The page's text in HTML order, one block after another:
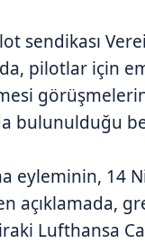
sendikası
pilotlar için
bulunulduğu
eyleminin, 14
açıklamada,
Lufthansa